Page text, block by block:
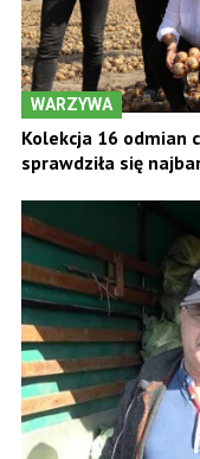
WARZYWA
Kolekcja 16 odmian
sprawdziła się